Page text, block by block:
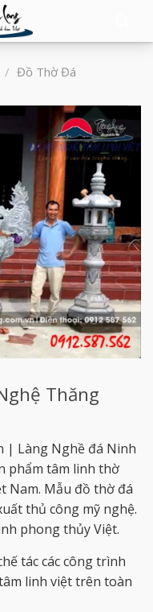
/ Đồ Thờ Đá
Thăng
| Làng Nghề đá Ninh
phẩm tâm linh thờ
Nam. Mẫu đồ thờ đá
thủ công mỹ nghệ.
phong thủy Việt.
tác các công trình
linh việt trên toàn